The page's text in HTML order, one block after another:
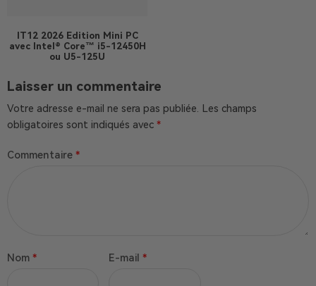
IT12 2026 Edition Mini PC
avec Intel® Core™ i5-12450H
ou U5-125U
Laisser un commentaire
Votre adresse e-mail ne sera pas publiée. Les champs
obligatoires sont indiqués avec *
Commentaire *
Nom * E-mail *